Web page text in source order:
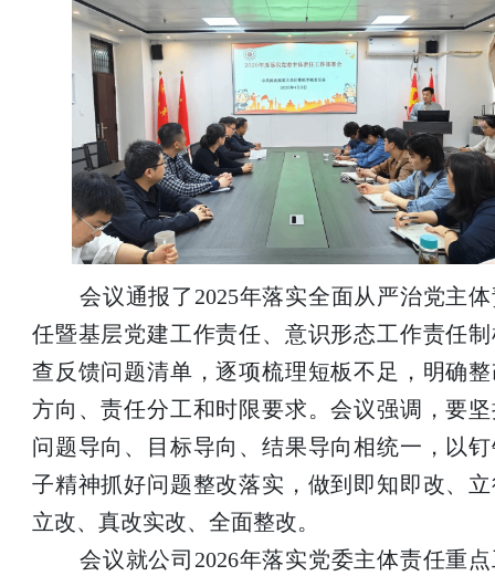
会议通报了2025年落实全面从严治党主
任暨基层党建工作责任、意识形态工作责任
查反馈问题清单，逐项梳理短板不足，明确
方向、责任分工和时限要求。会议强调，要
问题导向、目标导向、结果导向相统一，以
子精神抓好问题整改落实，做到即知即改、
立改、真改实改、全面整改。
会议就公司2026年落实党委主体责任重